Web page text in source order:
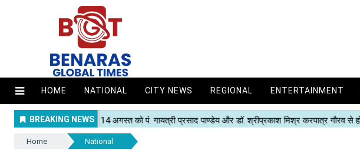
HOME NATIONAL CITY NEWS REGIONAL ENTERTAINMENT
Home National